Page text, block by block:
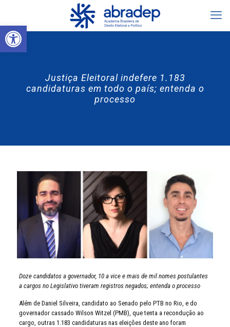
Abrir a barra de ferramentas
Justiça Eleitoral indefere 1.183
candidaturas em todo o país; entenda o
processo
Doze candidatos a governador, 10 a vice e mais de mil nomes postulantes
a cargos no Legislativo tiveram registros negados; entenda o processo
Além de Daniel Silveira, candidato ao Senado pelo PTB no Rio, e do
governador cassado Wilson Witzel (PMB), que tenta a recondução ao
cargo, outras 1.183 candidaturas nas eleições deste ano foram